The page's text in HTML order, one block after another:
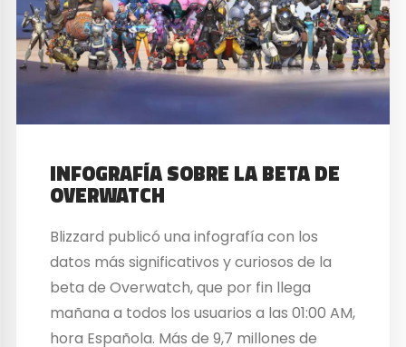
INFOGRAFÍA SOBRE LA BETA DE
OVERWATCH
Blizzard publicó una infografía con los
datos más significativos y curiosos de la
beta de Overwatch, que por fin llega
mañana a todos los usuarios a las 01:00 AM,
hora Española. Más de 9,7 millones de